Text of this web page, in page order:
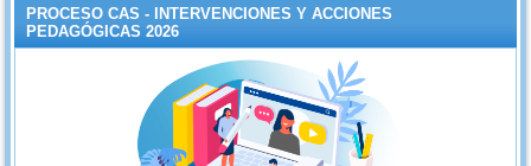
PROCESO CAS - INTERVENCIONES Y ACCIONES
PEDAGÓGICAS 2026